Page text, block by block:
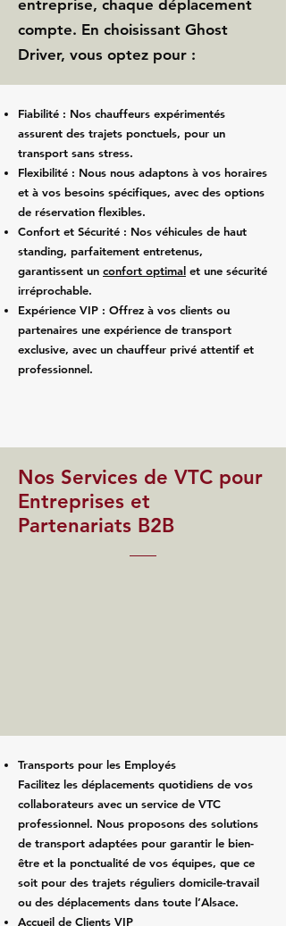
entreprise, chaque déplacement
compte. En choisissant Ghost
Driver, vous optez pour :
Fiabilité : Nos chauffeurs expérimentés
assurent des trajets ponctuels, pour un
transport sans stress.
Flexibilité : Nous nous adaptons à vos horaires
et à vos besoins spécifiques, avec des options
de réservation flexibles.
Confort et Sécurité : Nos véhicules de haut
standing, parfaitement entretenus,
garantissent un confort optimal et une sécurité
irréprochable.
Expérience VIP : Offrez à vos clients ou
partenaires une expérience de transport
exclusive, avec un chauffeur privé attentif et
professionnel.
Nos Services de VTC pour
Entreprises et
Partenariats B2B
Transports pour les Employés
Facilitez les déplacements quotidiens de vos
collaborateurs avec un service de VTC
professionnel. Nous proposons des solutions
de transport adaptées pour garantir le bien-
être et la ponctualité de vos équipes, que ce
soit pour des trajets réguliers domicile-travail
ou des déplacements dans toute l’Alsace.
Accueil de Clients VIP